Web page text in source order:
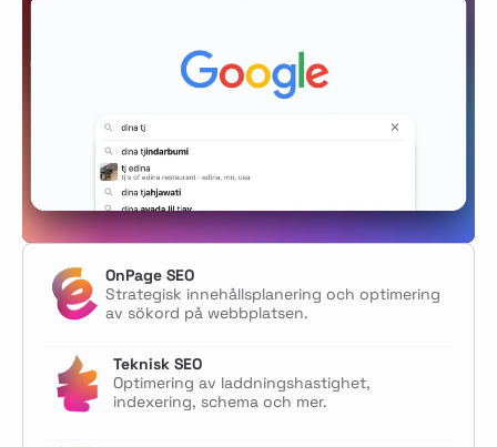
OnPage SEO
Strategisk innehållsplanering och optimering
av sökord på webbplatsen.
Teknisk SEO
Optimering av laddningshastighet,
indexering, schema och mer.